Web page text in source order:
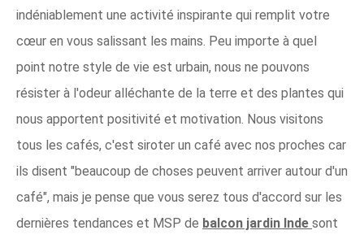
indéniablement une activité inspirante qui remplit votre
cœur en vous salissant les mains. Peu importe à quel
point notre style de vie est urbain, nous ne pouvons
résister à l'odeur alléchante de la terre et des plantes qui
nous apportent positivité et motivation. Nous visitons
tous les cafés, c'est siroter un café avec nos proches car
ils disent "beaucoup de choses peuvent arriver autour d'un
café", mais je pense que vous serez tous d'accord sur les
dernières tendances et MSP de balcon jardin Inde sont